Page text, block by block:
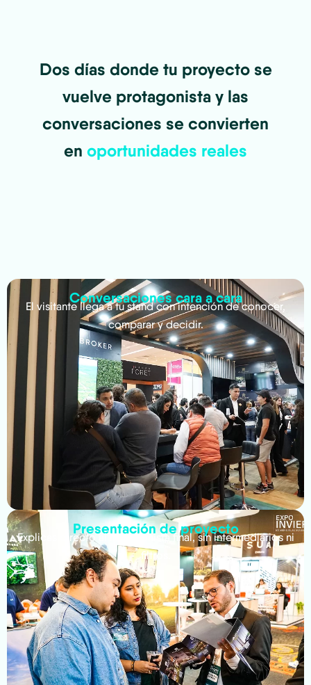
Dos días donde tu proyecto se
vuelve protagonista y las
conversaciones se convierten
en oportunidades reales
Conversaciones cara a cara
El visitante llega a tu stand con intención de conocer,
comparar y decidir.
Presentación de proyecto
Explicas directo al inversionista final, sin intermediarios ni
filtros.